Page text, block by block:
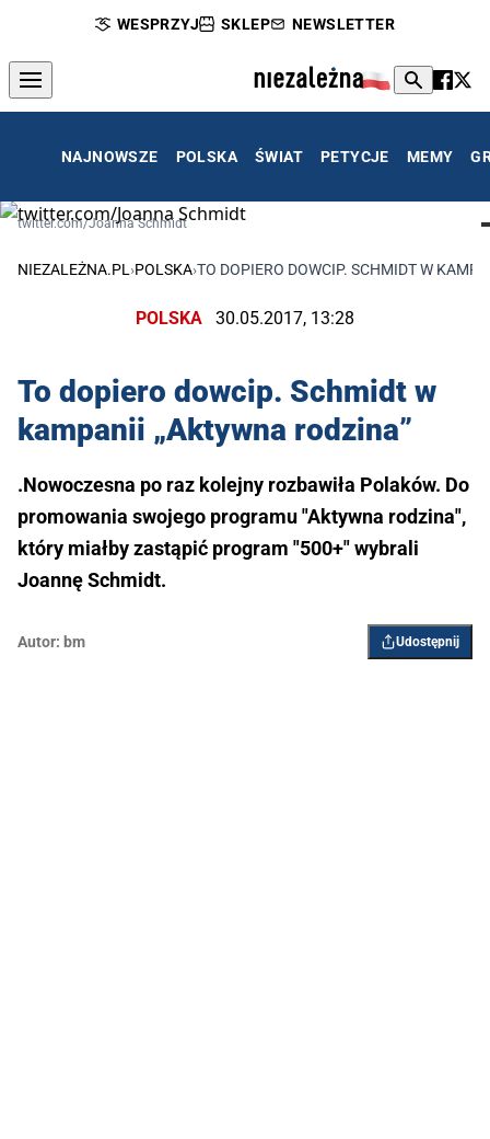
WESPRZYJ SKLEP NEWSLETTER
NAJNOWSZE POLSKA ŚWIAT PETYCJE MEMY
twitter.com/Joanna Schmidt
NIEZALEŻNA.PL ›POLSKA›TO DOPIERO DOWCIP. SCHMIDT W
POLSKA 30.05.2017, 13:28
To dopiero dowcip. Schmidt w
kampanii „Aktywna rodzina”
.Nowoczesna po raz kolejny rozbawiła Polaków. Do
promowania swojego programu "Aktywna rodzina",
który miałby zastąpić program "500+" wybrali
Joannę Schmidt.
Autor: bm Udostępnij